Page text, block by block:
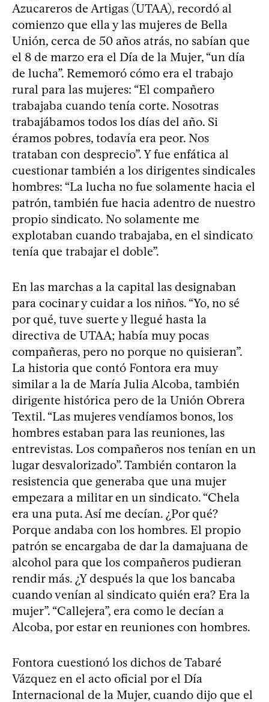
Azucareros de Artigas (UTAA), recordó al
comienzo que ella y las mujeres de Bella
Unión, cerca de 50 años atrás, no sabían que
el 8 de marzo era el Día de la Mujer, “un día
de lucha”. Rememoró cómo era el trabajo
rural para las mujeres: “El compañero
trabajaba cuando tenía corte. Nosotras
trabajábamos todos los días del año. Si
éramos pobres, todavía era peor. Nos
trataban con desprecio”. Y fue enfática al
cuestionar también a los dirigentes sindicales
hombres: “La lucha no fue solamente hacia el
patrón, también fue hacia adentro de nuestro
propio sindicato. No solamente me
explotaban cuando trabajaba, en el sindicato
tenía que trabajar el doble”.
En las marchas a la capital las designaban
para cocinar y cuidar a los niños. “Yo, no sé
por qué, tuve suerte y llegué hasta la
directiva de UTAA; había muy pocas
compañeras, pero no porque no quisieran”.
La historia que contó Fontora era muy
similar a la de María Julia Alcoba, también
dirigente histórica pero de la Unión Obrera
Textil. “Las mujeres vendíamos bonos, los
hombres estaban para las reuniones, las
entrevistas. Los compañeros nos tenían en un
lugar desvalorizado”. También contaron la
resistencia que generaba que una mujer
empezara a militar en un sindicato. “Chela
era una puta. Así me decían. ¿Por qué?
Porque andaba con los hombres. El propio
patrón se encargaba de dar la damajuana de
alcohol para que los compañeros pudieran
rendir más. ¿Y después la que los bancaba
cuando venían al sindicato quién era? Era la
mujer”. “Callejera”, era como le decían a
Alcoba, por estar en reuniones con hombres.
Fontora cuestionó los dichos de Tabaré
Vázquez en el acto oficial por el Día
Internacional de la Mujer, cuando dijo que el